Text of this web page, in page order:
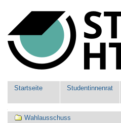
Werkzeuge
Sektionen
Startseite Studentinnenrat
Navigation
Wahlausschuss